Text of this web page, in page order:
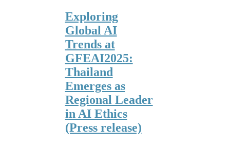
Exploring
Global AI
Trends at
GFEAI2025:
Thailand
Emerges as
Regional Leader
in AI Ethics
(Press release)